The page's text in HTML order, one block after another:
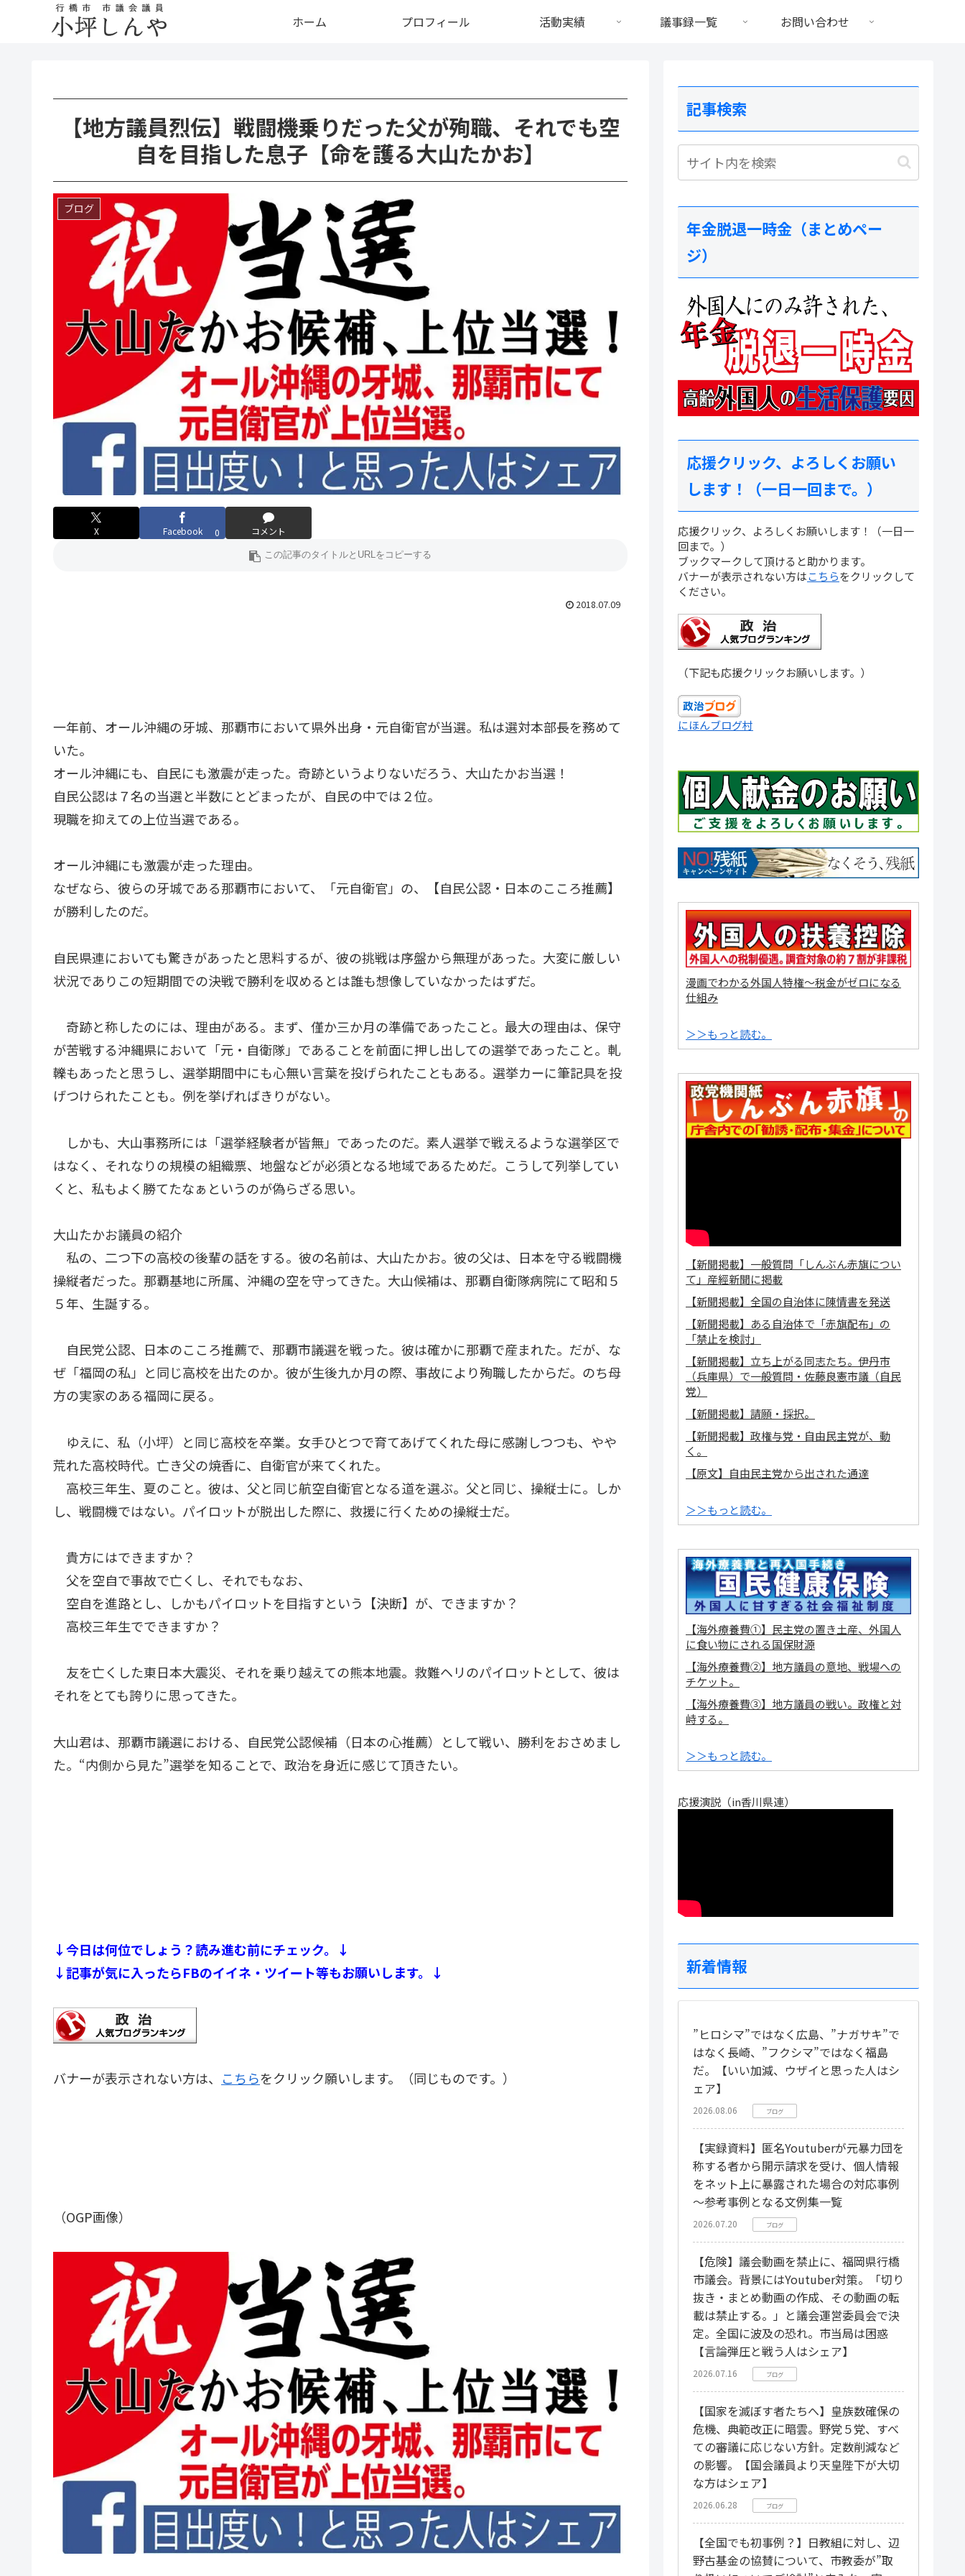
ホーム プロフィール 活動実績 議事録一覧 お問い合わせ
【地方議員烈伝】戦闘機乗りだった父が殉職、それでも空
自を目指した息子【命を護る大山たかお】
ブログ
X Facebook 0 コメント
2018.07.09
一年前、オール沖縄の牙城、那覇市において県外出身・元自衛官が当選。私は選対本部長を務めて
いた。
オール沖縄にも、自民にも激震が走った。奇跡というよりないだろう、大山たかお当選！
自民公認は７名の当選と半数にとどまったが、自民の中では２位。
現職を抑えての上位当選である。
オール沖縄にも激震が走った理由。
なぜなら、彼らの牙城である那覇市において、「元自衛官」の、【自民公認・日本のこころ推薦】
が勝利したのだ。
自民県連においても驚きがあったと思料するが、彼の挑戦は序盤から無理があった。大変に厳しい
状況でありこの短期間での決戦で勝利を収めるとは誰も想像していなかったはずだ。
奇跡と称したのには、理由がある。まず、僅か三か月の準備であったこと。最大の理由は、保守
が苦戦する沖縄県において「元・自衛隊」であることを前面に押し出しての選挙であったこと。軋
轢もあったと思うし、選挙期間中にも心無い言葉を投げられたこともある。選挙カーに筆記具を投
げつけられたことも。例を挙げればきりがない。
しかも、大山事務所には「選挙経験者が皆無」であったのだ。素人選挙で戦えるような選挙区で
はなく、それなりの規模の組織票、地盤などが必須となる地域であるためだ。こうして列挙してい
くと、私もよく勝てたなぁというのが偽らざる思い。
大山たかお議員の紹介
私の、二つ下の高校の後輩の話をする。彼の名前は、大山たかお。彼の父は、日本を守る戦闘機
操縦者だった。那覇基地に所属、沖縄の空を守ってきた。大山候補は、那覇自衛隊病院にて昭和５
５年、生誕する。
自民党公認、日本のこころ推薦で、那覇市議選を戦った。彼は確かに那覇で産まれた。だが、な
ぜ「福岡の私」と同じ高校を出たのか。彼が生後九か月の際、事故により殉職したからだ。のち母
方の実家のある福岡に戻る。
ゆえに、私（小坪）と同じ高校を卒業。女手ひとつで育てあげてくれた母に感謝しつつも、やや
荒れた高校時代。亡き父の焼香に、自衛官が来てくれた。
高校三年生、夏のこと。彼は、父と同じ航空自衛官となる道を選ぶ。父と同じ、操縦士に。しか
し、戦闘機ではない。パイロットが脱出した際に、救援に行くための操縦士だ。
貴方にはできますか？
父を空自で事故で亡くし、それでもなお、
空自を進路とし、しかもパイロットを目指すという【決断】が、できますか？
高校三年生でできますか？
友を亡くした東日本大震災、それを乗り越えての熊本地震。救難ヘリのパイロットとして、彼は
それをとても誇りに思ってきた。
大山君は、那覇市議選における、自民党公認候補（日本の心推薦）として戦い、勝利をおさめまし
た。“内側から見た”選挙を知ることで、政治を身近に感じて頂きたい。
↓今日は何位でしょう？読み進む前にチェック。↓
↓記事が気に入ったらFBのイイネ・ツイート等もお願いします。↓
バナーが表示されない方は、 こちらをクリック願いします。（同じものです。）
（OGP画像）
記事検索
年金脱退一時金（まとめペー
ジ）
応援クリック、よろしくお願い
します！（一日一回まで。）
応援クリック、よろしくお願いします！（一日一
回まで。）
ブックマークして頂けると助かります。
バナーが表示されない方はこちらをクリックして
ください。
（下記も応援クリックお願いします。）
にほんブログ村
漫画でわかる外国人特権～税金がゼロになる
仕組み
＞＞もっと読む。
【新聞掲載】一般質問「しんぶん赤旗につい
て」産經新聞に掲載
【新聞掲載】全国の自治体に陳情書を発送
【新聞掲載】ある自治体で「赤旗配布」の
「禁止を検討」
【新聞掲載】立ち上がる同志たち。伊丹市
（兵庫県）で一般質問・佐藤良憲市議（自民
党）
【新聞掲載】請願・採択。
【新聞掲載】政権与党・自由民主党が、動
く。
【原文】自由民主党から出された通達
＞＞もっと読む。
【海外療養費①】民主党の置き土産、外国人
に食い物にされる国保財源
【海外療養費②】地方議員の意地、戦場への
チケット。
【海外療養費③】地方議員の戦い。政権と対
峙する。
＞＞もっと読む。
応援演説（in香川県連）
新着情報
”ヒロシマ”ではなく広島、”ナガサキ”で
はなく長崎、”フクシマ”ではなく福島
だ。【いい加減、ウザイと思った人はシ
ェア】
2026.08.06 ブログ
【実録資料】匿名Youtuberが元暴力団を
称する者から開示請求を受け、個人情報
をネット上に暴露された場合の対応事例
～参考事例となる文例集一覧
2026.07.20 ブログ
【危険】議会動画を禁止に、福岡県行橋
市議会。背景にはYoutuber対策。「切り
抜き・まとめ動画の作成、その動画の転
載は禁止する。」と議会運営委員会で決
定。全国に波及の恐れ。市当局は困惑
【言論弾圧と戦う人はシェア】
2026.07.16 ブログ
【国家を滅ぼす者たちへ】皇族数確保の
危機、典範改正に暗雲。野党５党、すべ
ての審議に応じない方針。定数削減など
の影響。【国会議員より天皇陛下が大切
な方はシェア】
2026.06.28 ブログ
【全国でも初事例？】日教組に対し、辺
野古基金の協賛について、市教委が”取